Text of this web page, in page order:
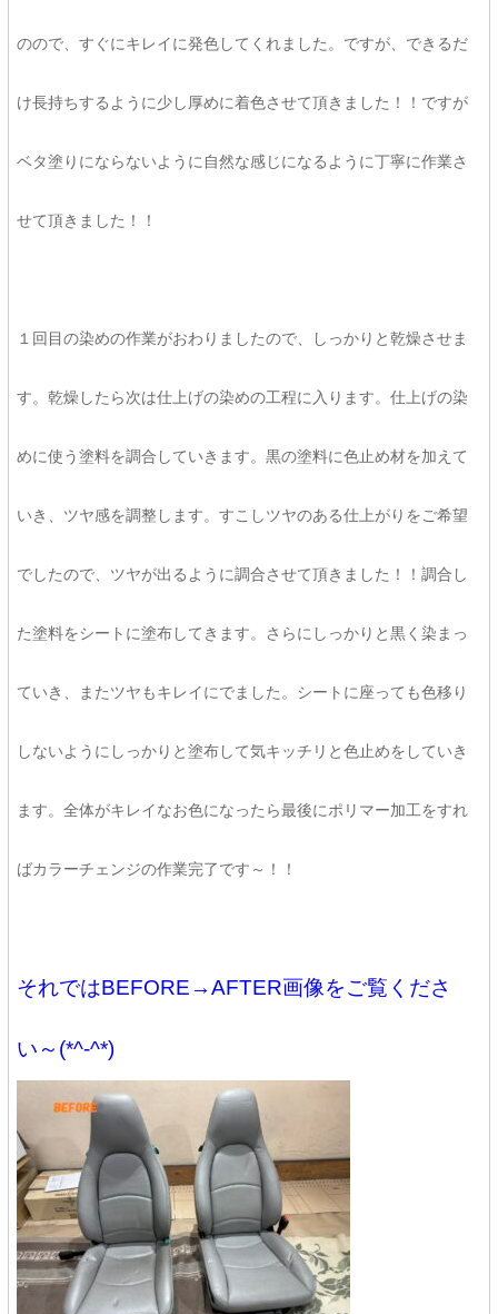
のので、すぐにキレイに発色してくれました。ですが、できるだ
け長持ちするように少し厚めに着色させて頂きました！！ですが
ベタ塗りにならないように自然な感じになるように丁寧に作業さ
せて頂きました！！
１回目の染めの作業がおわりましたので、しっかりと乾燥させま
す。乾燥したら次は仕上げの染めの工程に入ります。仕上げの染
めに使う塗料を調合していきます。黒の塗料に色止め材を加えて
いき、ツヤ感を調整します。すこしツヤのある仕上がりをご希望
でしたので、ツヤが出るように調合させて頂きました！！調合し
た塗料をシートに塗布してきます。さらにしっかりと黒く染まっ
ていき、またツヤもキレイにでました。シートに座っても色移り
しないようにしっかりと塗布して気キッチリと色止めをしていき
ます。全体がキレイなお色になったら最後にポリマー加工をすれ
ばカラーチェンジの作業完了です～！！
それではBEFORE→AFTER画像をご覧くださ
い～(*^-^*)